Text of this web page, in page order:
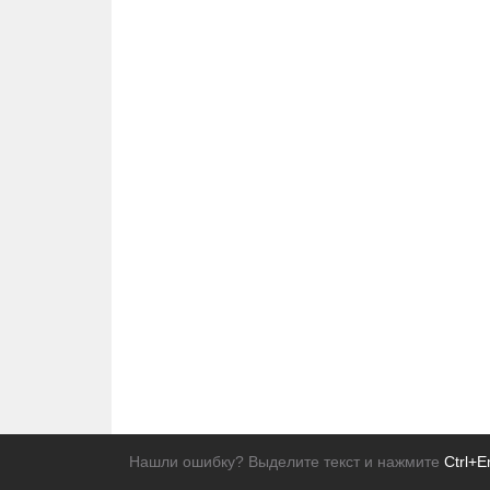
Нашли ошибку? Выделите текст и нажмите